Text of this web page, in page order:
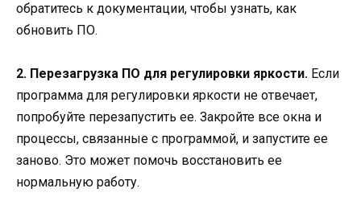
обратитесь к документации, чтобы узнать, как
обновить ПО.
2. Перезагрузка ПО для регулировки яркости. Если
программа для регулировки яркости не отвечает,
попробуйте перезапустить ее. Закройте все окна и
процессы, связанные с программой, и запустите ее
заново. Это может помочь восстановить ее
нормальную работу.